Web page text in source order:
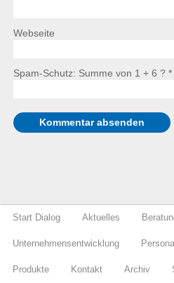
Webseite
Spam-Schutz: Summe von 1 + 6 ? *
Start Dialog Aktuelles
Unternehmensentwicklung
Produkte Kontakt Archiv